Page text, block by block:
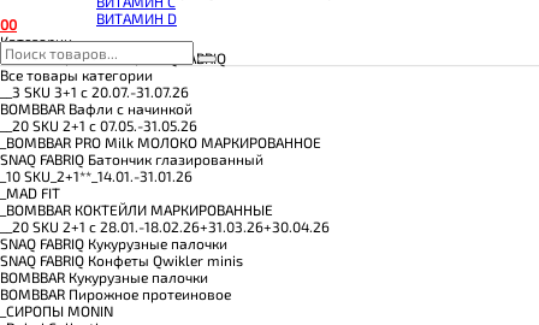
ВИТАМИН D
00
Категории
BOMBBAR, CHIKALAB, SNAQ FABRIQ
Все товары категории
__3 SKU 3+1 с 20.07.-31.07.26
BOMBBAR Вафли с начинкой
__20 SKU 2+1 с 07.05.-31.05.26
_BOMBBAR PRO Milk МОЛОКО МАРКИРОВАННОЕ
SNAQ FABRIQ Батончик глазированный
_10 SKU_2+1**_14.01.-31.01.26
_MAD FIT
_BOMBBAR КОКТЕЙЛИ МАРКИРОВАННЫЕ
__20 SKU 2+1 с 28.01.-18.02.26+31.03.26+30.04.26
SNAQ FABRIQ Кукурузные палочки
SNAQ FABRIQ Конфеты Qwikler minis
BOMBBAR Кукурузные палочки
BOMBBAR Пирожное протеиновое
_CИРОПЫ MONIN